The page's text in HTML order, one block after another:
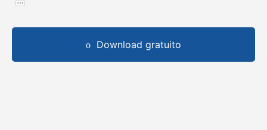
Download gratuito